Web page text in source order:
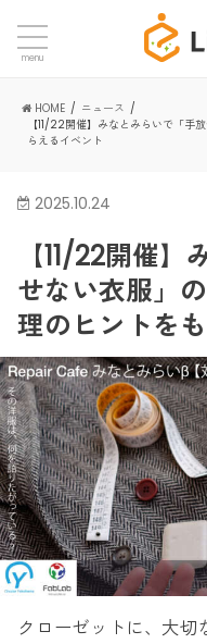
menu
HOME
ニュース
【11/22開催】みなとみらいで「手
らえるイベント
2025.10.24
【11/22開催
せない衣服」
理のヒントを
クローゼットに、大切